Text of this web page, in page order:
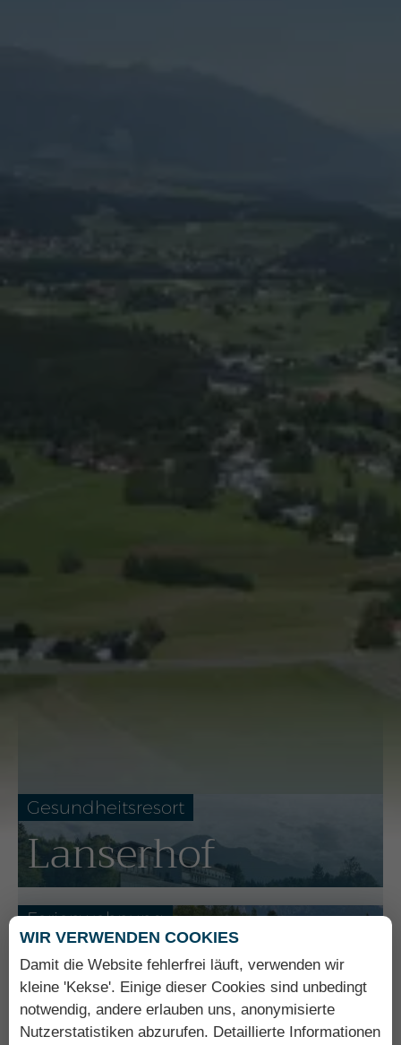
Gesundheitsresort
Lanserhof
Ferienwohnung
Am Seerosen­
weiher
WIR VERWENDEN COOKIES
Damit die Website fehlerfrei läuft, verwenden wir
kleine 'Kekse'. Einige dieser Cookies sind unbedingt
notwendig, andere erlauben uns, anonymisierte
Nutzerstatistiken abzurufen. Detaillierte Informationen